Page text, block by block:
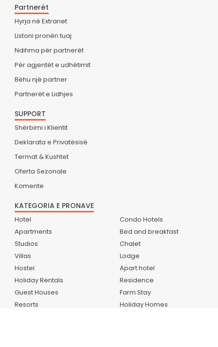
Partnerët
Hyrja në Extranet
Listoni pronën tuaj
Ndihma për partnerët
Për agjentët e udhëtimit
Bëhu një partner
Partnerët e Lidhjes
SUPPORT
Shërbimi i Klientit
Deklarata e Privatësisë
Termat & Kushtet
Oferta Sezonale
Komente
KATEGORIA E PRONAVE
Hotel
Apartments
Studios
Villas
Hostel
Holiday Rentals
Guest Houses
Resorts
Condo Hotels
Bed and breakfast
Chalet
Lodge
Apart hotel
Residence
Farm Stay
Holiday Homes